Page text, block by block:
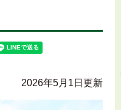
2026年5月1日更新